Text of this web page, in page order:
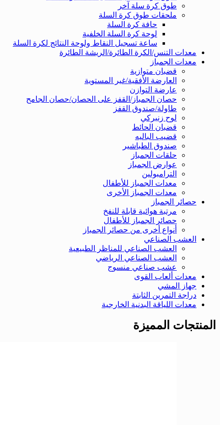
طوق كرة سلة آخر
ملحقات طوق كرة السلة
حافة كرة السلة
لوحة كرة السلة الخلفية
ساعة تسجيل النقاط ولوحة النتائج لكرة السلة
معدات التنس/الكرة الطائرة/الريشة الطائرة
معدات الجمباز
قضبان متوازية
العارضة الأفقية/غير المستوية
عارضة التوازن
حصان الجمباز/القفز على الحصان/حصان الجامح
طاولة/صندوق القفز
لوح زنبركي
قضبان الحائط
قضيب الباليه
صندوق الطباشير
حلقات الجمباز
عوارض الجمباز
الترامبولين
معدات الجمباز للأطفال
معدات الجمباز الأخرى
حصائر الجمباز
مرتبة هوائية قابلة للنفخ
حصائر الجمباز للأطفال
أنواع أخرى من حصائر الجمباز
العشب الصناعي
العشب الصناعي للمناظر الطبيعية
العشب الصناعي الرياضي
عشب صناعي منسوج
معدات ألعاب القوى
جهاز المشي
دراجة التمرين الثابتة
معدات اللياقة البدنية الخارجية
المنتجات المميزة